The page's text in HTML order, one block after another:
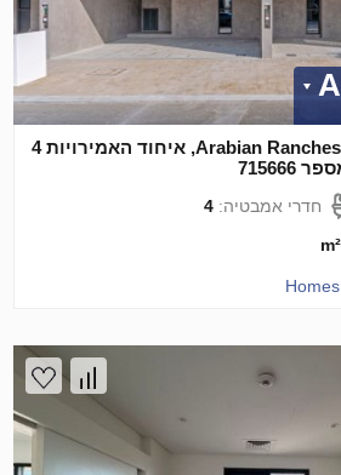
טאונהאוס ב Arabian Ranches 3, Dubai, איחוד האמירויות 4
חדרי אמבטיה:4